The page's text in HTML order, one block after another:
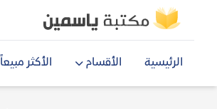
الرئيسية الأقسام الأكثر مبيعاً